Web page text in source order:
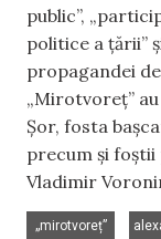
public”,
politice a țării”
propagandei
„Mirotvoreț”
Șor, fosta
precum și foștii
Vladimir
„mirotvoreț”